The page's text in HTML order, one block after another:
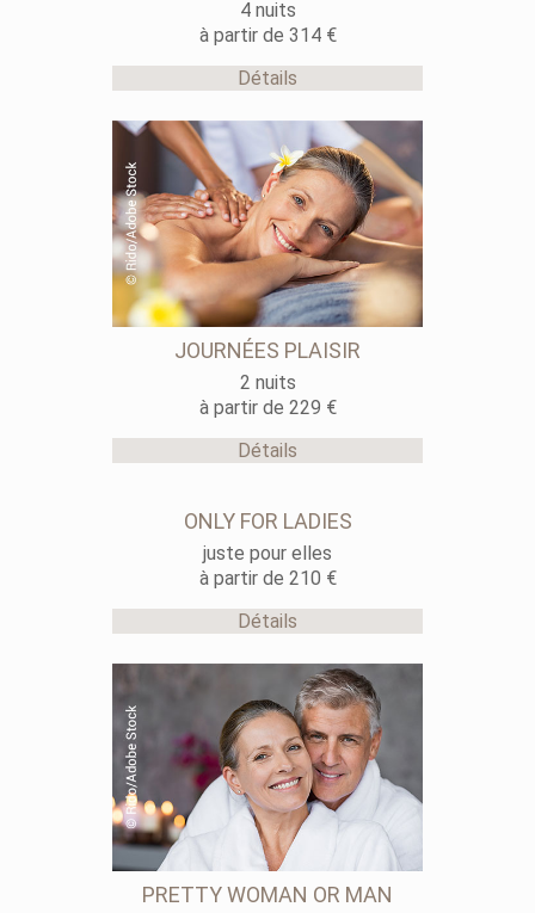
4 nuits
à partir de 314 €
Détails
JOURNÉES PLAISIR
2 nuits
à partir de 229 €
Détails
ONLY FOR LADIES
juste pour elles
à partir de 210 €
Détails
PRETTY WOMAN OR MAN